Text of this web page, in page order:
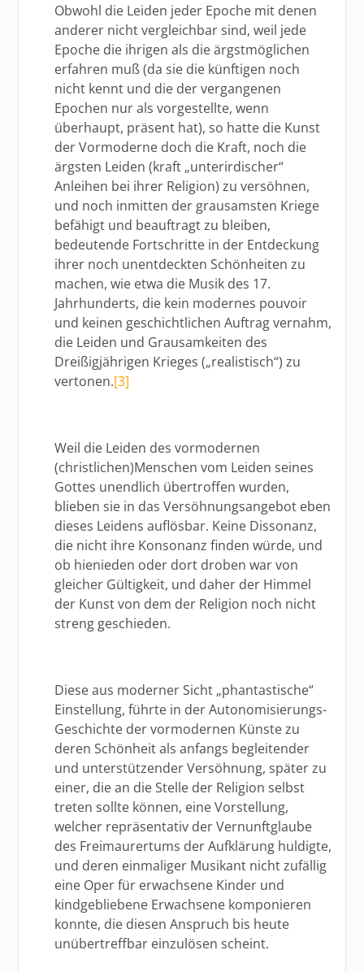
Obwohl die Leiden jeder Epoche mit denen
anderer nicht vergleichbar sind, weil jede
Epoche die ihrigen als die ärgstmöglichen
erfahren muß (da sie die künftigen noch
nicht kennt und die der vergangenen
Epochen nur als vorgestellte, wenn
überhaupt, präsent hat), so hatte die Kunst
der Vormoderne doch die Kraft, noch die
ärgsten Leiden (kraft „unterirdischer“
Anleihen bei ihrer Religion) zu versöhnen,
und noch inmitten der grausamsten Kriege
befähigt und beauftragt zu bleiben,
bedeutende Fortschritte in der Entdeckung
ihrer noch unentdeckten Schönheiten zu
machen, wie etwa die Musik des 17.
Jahrhunderts, die kein modernes pouvoir
und keinen geschichtlichen Auftrag vernahm,
die Leiden und Grausamkeiten des
Dreißigjährigen Krieges („realistisch“) zu
vertonen.[3]
Weil die Leiden des vormodernen
(christlichen)Menschen vom Leiden seines
Gottes unendlich übertroffen wurden,
blieben sie in das Versöhnungsangebot eben
dieses Leidens auflösbar. Keine Dissonanz,
die nicht ihre Konsonanz finden würde, und
ob hienieden oder dort droben war von
gleicher Gültigkeit, und daher der Himmel
der Kunst von dem der Religion noch nicht
streng geschieden.
Diese aus moderner Sicht „phantastische“
Einstellung, führte in der Autonomisierungs-
Geschichte der vormodernen Künste zu
deren Schönheit als anfangs begleitender
und unterstützender Versöhnung, später zu
einer, die an die Stelle der Religion selbst
treten sollte können, eine Vorstellung,
welcher repräsentativ der Vernunftglaube
des Freimaurertums der Aufklärung huldigte,
und deren einmaliger Musikant nicht zufällig
eine Oper für erwachsene Kinder und
kindgebliebene Erwachsene komponieren
konnte, die diesen Anspruch bis heute
unübertreffbar einzulösen scheint.